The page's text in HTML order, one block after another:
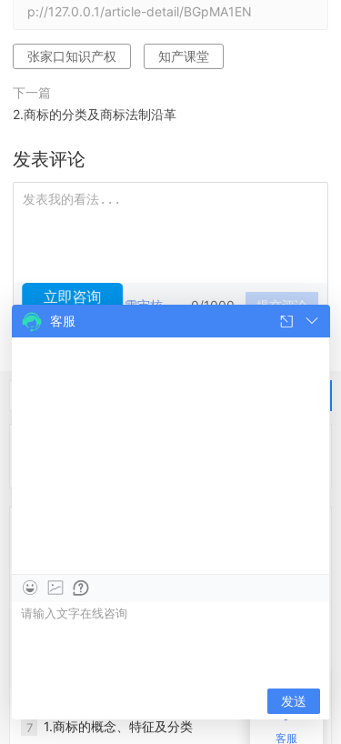
立即咨询
p://127.0.0.1/article-detail/BGpMA1EN
张家口知识产权 知产课堂
下一篇
2.商标的分类及商标法制沿革
发表评论
匿名评论，需审核 0/1000 提交评论
2 6.商标注册相对理由审查（2）
3 5.商标注册相对理由审查（1）
7 1.商标的概念、特征及分类
客服
客服